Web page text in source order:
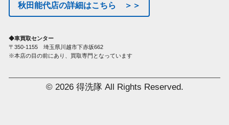
秋田能代店の詳細はこちら ＞＞
◆車買取センター
〒350-1155 埼玉県川越市下赤坂662
※本店の目の前にあり、買取専門となっています
© 2026 得洗隊 All Rights Reserved.